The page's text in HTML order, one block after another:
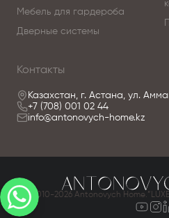
Мебель для гардероба
Дверные системы
Контакты
Казахстан, г. Астана, ул.
+7 (708) 001 02 44
info@antonovych-home.kz
© 2010-2026 Antonovych